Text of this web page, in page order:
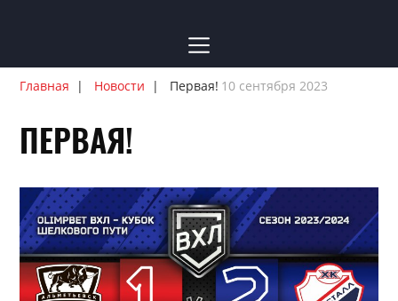
Главная Новости Первая! 10 сентября 2023
ПЕРВАЯ!